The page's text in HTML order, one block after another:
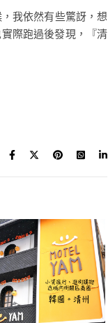
我依然有些驚訝，想
際跑過後發現，『清